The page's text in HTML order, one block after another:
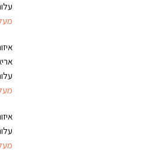
מעל 220 ש"ח הזמנה
מעל 450 ש"ח הזמנה
מעל 550 ש"ח הזמנה